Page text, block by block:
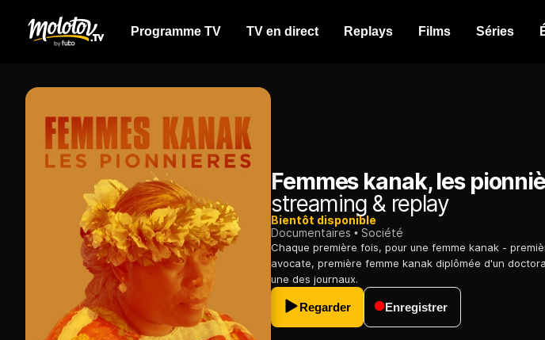
Programme TV TV en direct Replays Films Séries
Femmes kanak, les
streaming & replay
Bientôt disponible
Documentaires
Société
Chaque première fois, pour une femme kanak -
avocate, première femme kanak diplômée d'un
une des journaux.
Regarder Enregistrer